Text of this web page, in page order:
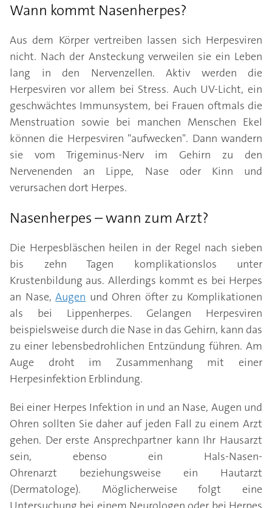
Wann kommt Nasenherpes?
Aus dem Körper vertreiben lassen sich Herpesviren
nicht. Nach der Ansteckung verweilen sie ein Leben
lang in den Nervenzellen. Aktiv werden die
Herpesviren vor allem bei Stress. Auch UV-Licht, ein
geschwächtes Immunsystem, bei Frauen oftmals die
Menstruation sowie bei manchen Menschen Ekel
können die Herpesviren "aufwecken". Dann wandern
sie vom Trigeminus-Nerv im Gehirn zu den
Nervenenden an Lippe, Nase oder Kinn und
verursachen dort Herpes.
Nasenherpes – wann zum Arzt?
Die Herpesbläschen heilen in der Regel nach sieben
bis zehn Tagen komplikationslos unter
Krustenbildung aus. Allerdings kommt es bei Herpes
an Nase,Augen und Ohren öfter zu Komplikationen
als bei Lippenherpes. Gelangen Herpesviren
beispielsweise durch die Nase in das Gehirn, kann das
zu einer lebensbedrohlichen Entzündung führen. Am
Auge droht im Zusammenhang mit einer
Herpesinfektion Erblindung.
Bei einer Herpes Infektion in und an Nase, Augen und
Ohren sollten Sie daher auf jeden Fall zu einem Arzt
gehen. Der erste Ansprechpartner kann Ihr Hausarzt
sein, ebenso ein Hals-Nasen-
Ohrenarzt beziehungsweise ein Hautarzt
(Dermatologe). Möglicherweise folgt eine